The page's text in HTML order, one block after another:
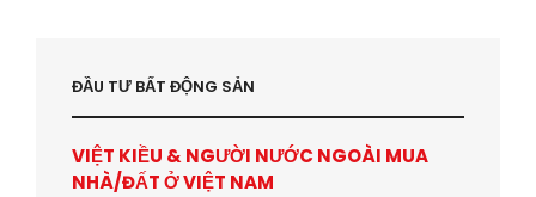
ĐẦU TƯ BẤT ĐỘNG SẢN
VIỆT KIỀU & NGƯỜI NƯỚC NGOÀI MUA
NHÀ/ĐẤT Ở VIỆT NAM